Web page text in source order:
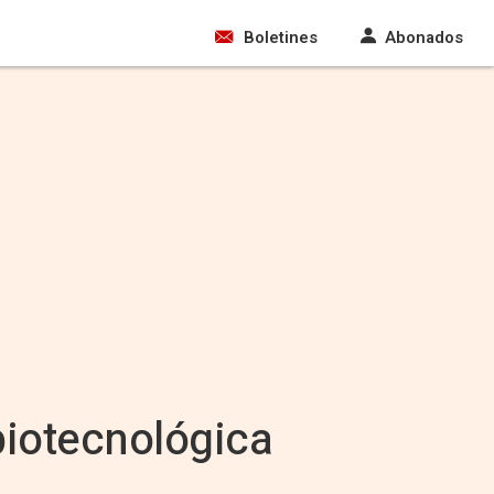
Boletines Abonados